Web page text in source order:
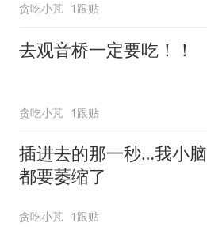
贪吃小芃 1跟贴
去观音桥一定要吃！！
贪吃小芃 1跟贴
插进去的那一秒…我小脑
都要萎缩了
贪吃小芃 1跟贴